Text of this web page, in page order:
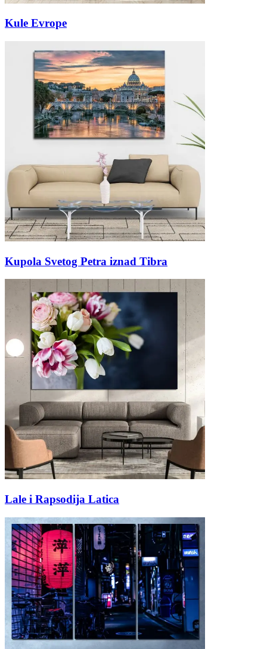
Kule Evrope
Kupola Svetog Petra iznad Tibra
Lale i Rapsodija Latica